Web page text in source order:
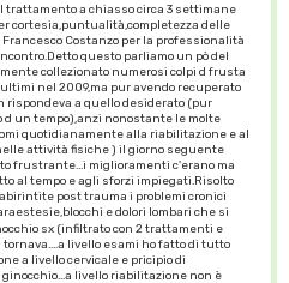
il trattamento a chiasso circa 3 settimane
cortesia,puntualità,completezza delle
Costanzo per la professionalità
questo parliamo un pò del
collezionato numerosi colpi d frusta
nel 2009,ma pur avendo recuperato
rispondeva a quello desiderato (pur
un tempo),anzi nonostante le molte
quotidianamente alla riabilitazione e al
attività fisiche ) il giorno seguente
frustrante...i miglioramenti c'erano ma
al tempo e agli sforzi impiegati.Risolto
post trauma i problemi cronici
e dolori lombari che si
sx (infiltrato con 2 trattamenti e
livello esami ho fatto di tutto
a livello cervicale e pricipio di
livello riabilitazione non è